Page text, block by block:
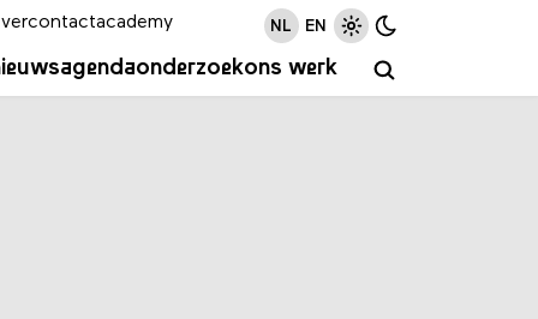
agendaonderzoekons werk
contactacademy NL EN